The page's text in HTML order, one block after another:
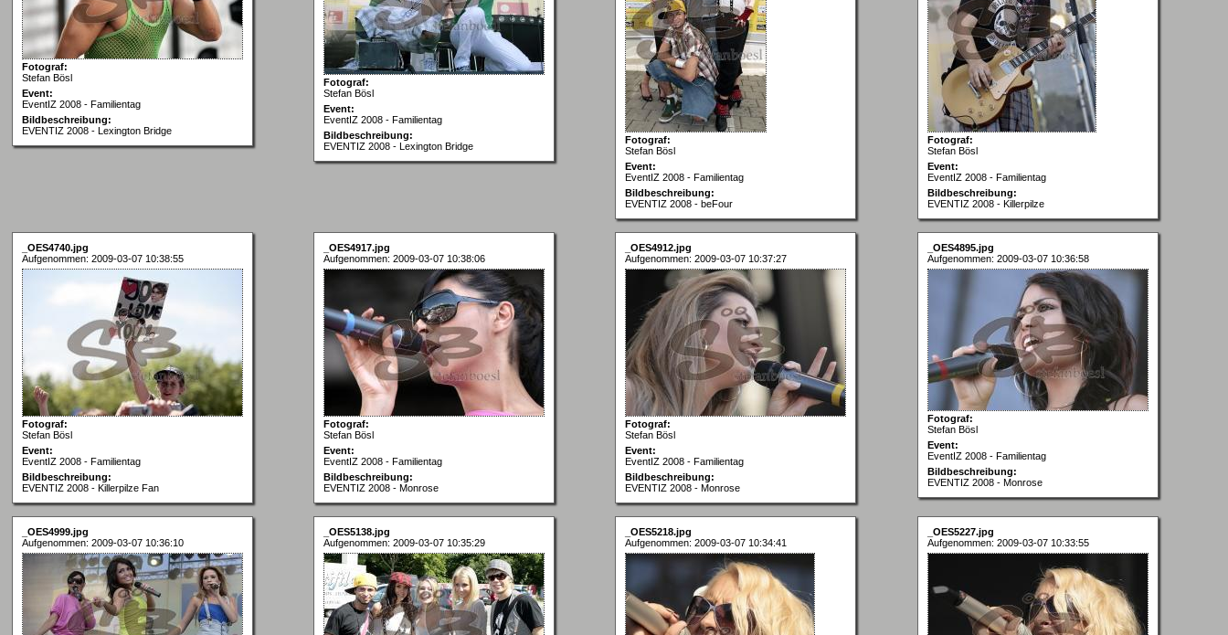
Fotograf:
Stefan Bösl
Event:
EventIZ 2008 - Familientag
Bildbeschreibung:
EVENTIZ 2008 - Lexington Bridge
Fotograf:
Stefan Bösl
Event:
EventIZ 2008 - Familientag
Bildbeschreibung:
EVENTIZ 2008 - Lexington Bridge
Fotograf:
Stefan Bösl
Event:
EventIZ 2008 - Familientag
Bildbeschreibung:
EVENTIZ 2008 - beFour
Fotograf:
Stefan Bösl
Event:
EventIZ 2008 - Familientag
Bildbeschreibung:
EVENTIZ 2008 - Killerpilze
_OES4740.jpg
Aufgenommen: 2009-03-07 10:38:55
Fotograf:
Stefan Bösl
Event:
EventIZ 2008 - Familientag
Bildbeschreibung:
EVENTIZ 2008 - Killerpilze Fan
_OES4917.jpg
Aufgenommen: 2009-03-07 10:38:06
Fotograf:
Stefan Bösl
Event:
EventIZ 2008 - Familientag
Bildbeschreibung:
EVENTIZ 2008 - Monrose
_OES4912.jpg
Aufgenommen: 2009-03-07 10:37:27
Fotograf:
Stefan Bösl
Event:
EventIZ 2008 - Familientag
Bildbeschreibung:
EVENTIZ 2008 - Monrose
_OES4895.jpg
Aufgenommen: 2009-03-07 10:36:58
Fotograf:
Stefan Bösl
Event:
EventIZ 2008 - Familientag
Bildbeschreibung:
EVENTIZ 2008 - Monrose
_OES4999.jpg
Aufgenommen: 2009-03-07 10:36:10
_OES5138.jpg
Aufgenommen: 2009-03-07 10:35:29
_OES5218.jpg
Aufgenommen: 2009-03-07 10:34:41
_OES5227.jpg
Aufgenommen: 2009-03-07 10:33:55